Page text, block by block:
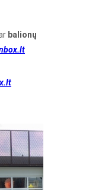
balionų